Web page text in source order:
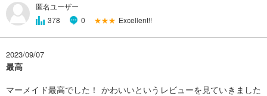
匿名ユーザー
378
0 ★★★ Excellent!!
2023/09/07
最高
マーメイド最高でした！ かわいいというレビューを見ていきました